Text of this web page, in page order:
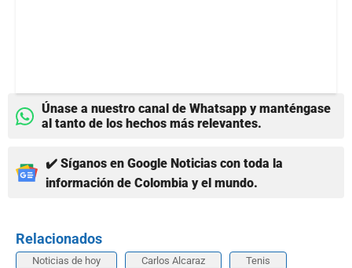
Únase a nuestro canal de Whatsapp y manténgase
al tanto de los hechos más relevantes.
✔️ Síganos en Google Noticias con toda la
información de Colombia y el mundo.
Relacionados
Noticias de hoy Carlos Alcaraz Tenis